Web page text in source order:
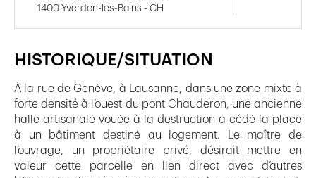
HISTORIQUE/SITUATION
À la rue de Genève, à Lausanne, dans une zone mixte à
forte densité à l’ouest du pont Chauderon, une ancienne
halle artisanale vouée à la destruction a cédé la place
à un bâtiment destiné au logement. Le maître de
l’ouvrage, un propriétaire privé, désirait mettre en
valeur cette parcelle en lien direct avec d’autres
1400 Yverdon-les-Bains - CH